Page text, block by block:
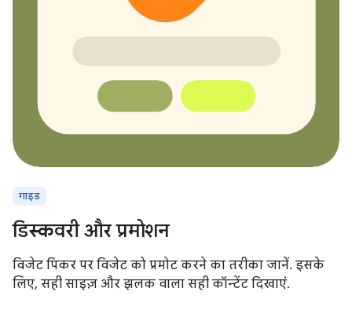
गाइड
डिस्कवरी और प्रमोशन
विजेट पिकर पर विजेट को प्रमोट करने का तरीका जानें. इसके
लिए, सही साइज़ और झलक वाला सही कॉन्टेंट दिखाएं.